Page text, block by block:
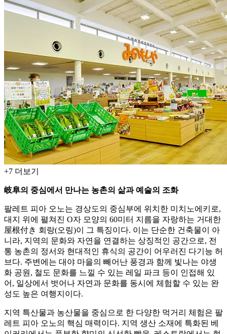
+7 더보기
岐阜의 중심에서 만나는 농촌의 삶과 예술의 조화
팔레트 피아 오노는 경상도의 중심부에 위치한 미치노에키로,
대지 위에 펼쳐진 O자 모양의 60미터 지름을 자랑하는 거대한
屋根付き 회랑(오링)이 그 특징이다. 이는 단순한 건축물이 아
니라, 지역의 문화와 자연을 연결하는 상징적인 공간으로, 전
통 농촌의 정서와 현대적인 휴식의 공간이 어우러진 다기능 허
브다. 주변에는 대야 마을의 빼어난 풍경과 함께 빛나는 야생
화 공원, 철도 문화를 느낄 수 있는 레일 파크 등이 인접해 있
어, 일상에서 벗어나 자연과 문화를 동시에 체험할 수 있는 완
성도 높은 여행지이다.
지역 특산물과 농산물을 중심으로 한 다양한 먹거리 체험은 팔
레트 피아 오노의 핵심 매력이다. 지역 생산 소재에 특화된 베